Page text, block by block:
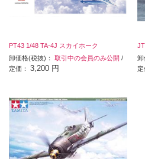
PT43 1/48 TA-4J スカイホーク
卸価格(税抜)： 取引中の会員のみ公開 /
定価： 3,200 円
定